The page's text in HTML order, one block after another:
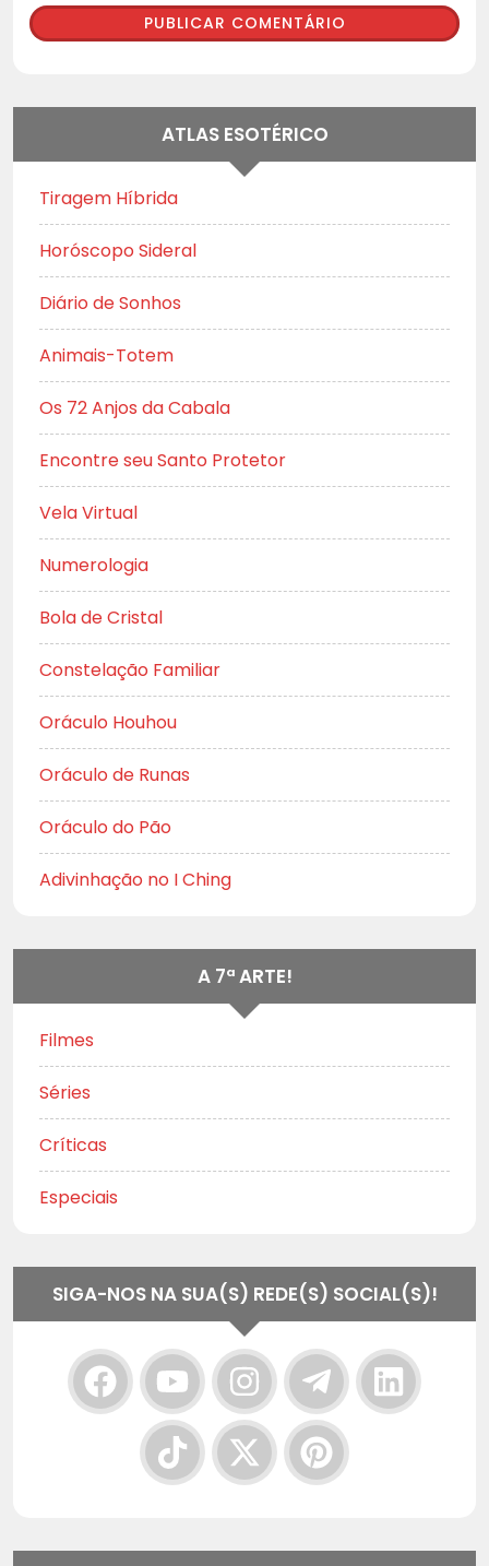
ATLAS ESOTÉRICO
Tiragem Híbrida
Horóscopo Sideral
Diário de Sonhos
Animais-Totem
Os 72 Anjos da Cabala
Encontre seu Santo Protetor
Vela Virtual
Numerologia
Bola de Cristal
Constelação Familiar
Oráculo Houhou
Oráculo de Runas
Oráculo do Pão
Adivinhação no I Ching
A 7ª ARTE!
Filmes
Séries
Críticas
Especiais
SIGA-NOS NA SUA(S) REDE(S) SOCIAL(S)!